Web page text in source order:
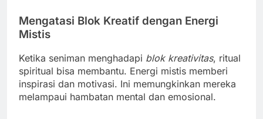
Mengatasi Blok Kreatif dengan Energi
Mistis
Ketika seniman menghadapi blok kreativitas, ritual
spiritual bisa membantu. Energi mistis memberi
inspirasi dan motivasi. Ini memungkinkan mereka
melampaui hambatan mental dan emosional.